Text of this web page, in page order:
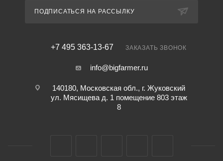
ПОДПИСАТЬСЯ НА РАССЫЛКУ
+7 495 363-13-67 ЗАКАЗАТЬ ЗВОНОК
info@bigfarmer.ru
140180, Московская обл., г. Жуковский
ул. Мясищева д. 1 помещение 803 этаж
8